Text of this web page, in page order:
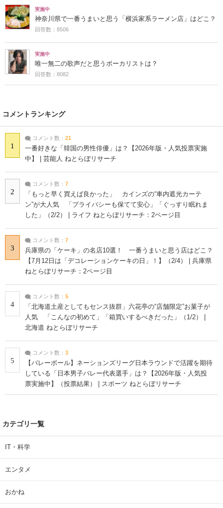
実施中
神奈川県で一番うまいと思う「横浜家系ラーメン店」はどこ？
回答数：8506
実施中
唯一無二の歌声だと思うボーカリストは？
回答数：8082
コメントランキング
1
コメント数： 21
一番好きな「韓国の男性俳優」は？【2026年版・人気投票実施
中】 | 芸能人 ねとらぼリサーチ
2
コメント数： 7
「もっと早く買えば良かった」 カインズの“車内遮光カーテ
ン”が大人気 「プライバシーも保てて安心」「ぐっすり眠れま
した」（2/2） | ライフ ねとらぼリサーチ：2ページ目
3
コメント数： 7
兵庫県の「ケーキ」の名店10選！ 一番うまいと思う店はどこ？
【7月12日は「デコレーションケーキの日」！】（2/4） | 兵庫県
ねとらぼリサーチ：2ページ目
4
コメント数： 5
「北海道土産としてもセンス抜群」六花亭の“店舗限定”お菓子が
人気 「こんなの初めて」「箱買いするべきだった」（1/2） |
北海道 ねとらぼリサーチ
5
コメント数： 3
【バレーボール】ネーションズリーグ日本ラウンドで活躍を期待
している「日本男子バレー代表選手」は？【2026年版・人気投
票実施中】（投票結果） | スポーツ ねとらぼリサーチ
カテゴリ一覧
IT・科学
エンタメ
おかね